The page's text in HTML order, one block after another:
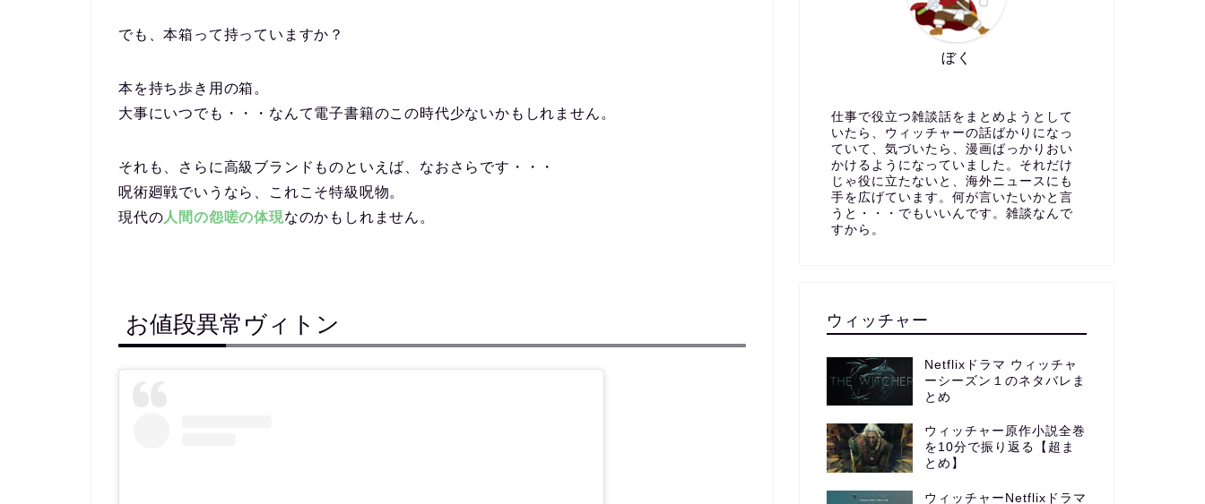
でも、本箱って持っていますか？
本を持ち歩き用の箱。
大事にいつでも・・・なんて電子書籍のこの時代少ないかもしれません。
それも、さらに高級ブランドものといえば、なおさらです・・・
呪術廻戦でいうなら、これこそ特級呪物。
現代の人間の怨嗟の体現なのかもしれません。
お値段異常ヴィトン
ぼく
仕事で役立つ雑談話をまとめようとして
いたら、ウィッチャーの話ばかりになっ
ていて、気づいたら、漫画ばっかりおい
かけるようになっていました。それだけ
じゃ役に立たないと、海外ニュースにも
手を広げています。何が言いたいかと言
うと・・・でもいいんです。雑談なんで
すから。
ウィッチャー
Netflixドラマ ウィッチャ
ーシーズン１のネタバレま
とめ
ウィッチャー原作小説全巻
を10分で振り返る【超ま
とめ】
ウィッチャーNetflixドラマ